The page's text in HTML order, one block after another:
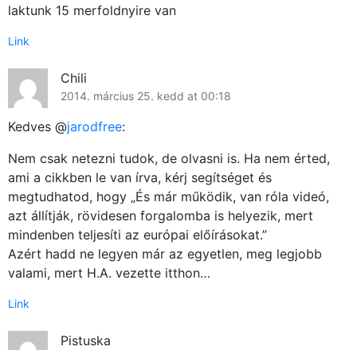
laktunk 15 merfoldnyire van
Link
Chili
2014. március 25. kedd at 00:18
Kedves @jarodfree:
Nem csak netezni tudok, de olvasni is. Ha nem érted,
ami a cikkben le van írva, kérj segítséget és
megtudhatod, hogy „És már működik, van róla videó,
azt állítják, rövidesen forgalomba is helyezik, mert
mindenben teljesíti az európai előírásokat.”
Azért hadd ne legyen már az egyetlen, meg legjobb
valami, mert H.A. vezette itthon…
Link
Pistuska